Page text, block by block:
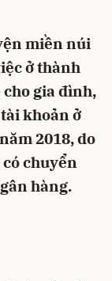
miền núi
ở thành
gia đình,
khoản ở
2018, do
chuyển
hàng.
Gửi